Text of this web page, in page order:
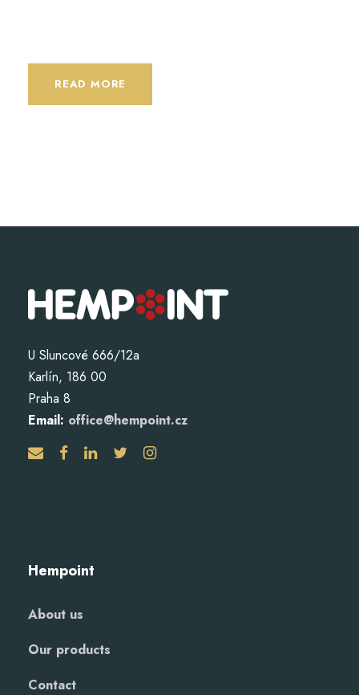
READ MORE
U Sluncové 666/12a
Karlín, 186 00
Praha 8
Email: office@hempoint.cz
Hempoint
About us
Our products
Contact